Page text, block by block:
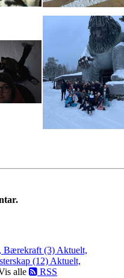
Bærekraft (3) Aktuelt,
(12) Aktuelt,
alle RSS